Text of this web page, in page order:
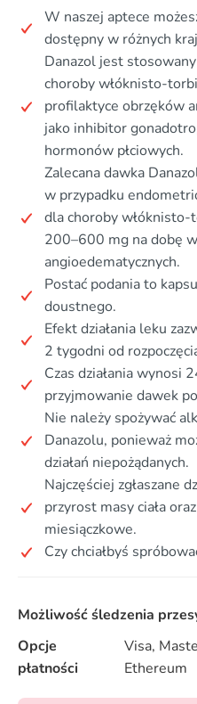
W naszej aptece
dostępny w różnych
Danazol jest
choroby włóknisto-
profilaktyce obrzęków
jako inhibitor
hormonów płciowych.
Zalecana dawka
w przypadku
dla choroby
200–600 mg na dobę
angioedematycznych.
Postać podania to
doustnego.
Efekt działania leku
2 tygodni od
Czas działania wynosi
przyjmowanie dawek
Nie należy spożywać
Danazolu, ponieważ
działań niepożądanych.
Najczęściej zgłaszane
przyrost masy ciała
miesiączkowe.
Czy chciałbyś
Możliwość śledzenia
Opcje
płatności
Visa,
Ethereum